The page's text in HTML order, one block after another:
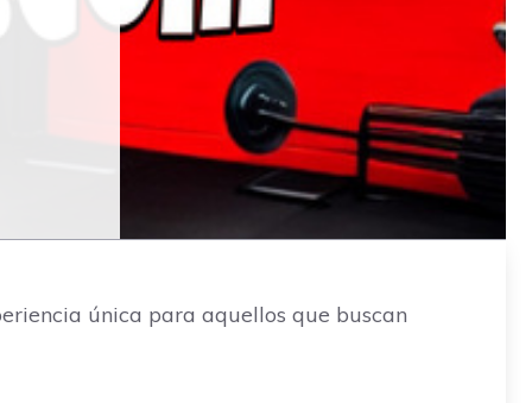
única para aquellos que buscan